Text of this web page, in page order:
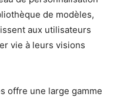
de modèles,
aux utilisateurs
vie à leurs visions
offre une large gamme